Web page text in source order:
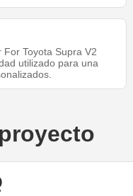
Toyota Supra V2
utilizado para una